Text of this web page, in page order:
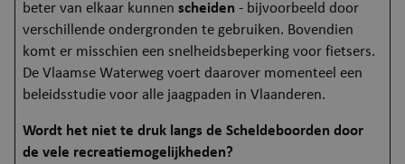
beter van elkaar kunnen scheiden - bijvoorbeeld door
verschillende ondergronden te gebruiken. Bovendien
komt er misschien een snelheidsbeperking voor fietsers.
De Vlaamse Waterweg voert daarover momenteel een
beleidsstudie voor alle jaagpaden in Vlaanderen.
Wordt het niet te druk langs de Scheldeboorden door
de vele recreatiemogelijkheden?
ARRAffinity
Microsoft Corporation
.mijn.puurs-sint-
amands.be